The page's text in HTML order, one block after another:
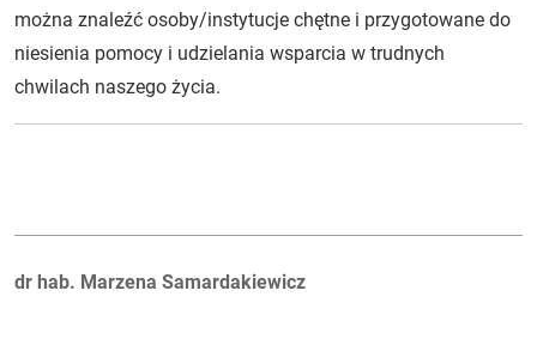
można znaleźć osoby/instytucje chętne i przygotowane do
niesienia pomocy i udzielania wsparcia w trudnych
chwilach naszego życia.
Autorzy:
dr hab. Marzena Samardakiewicz